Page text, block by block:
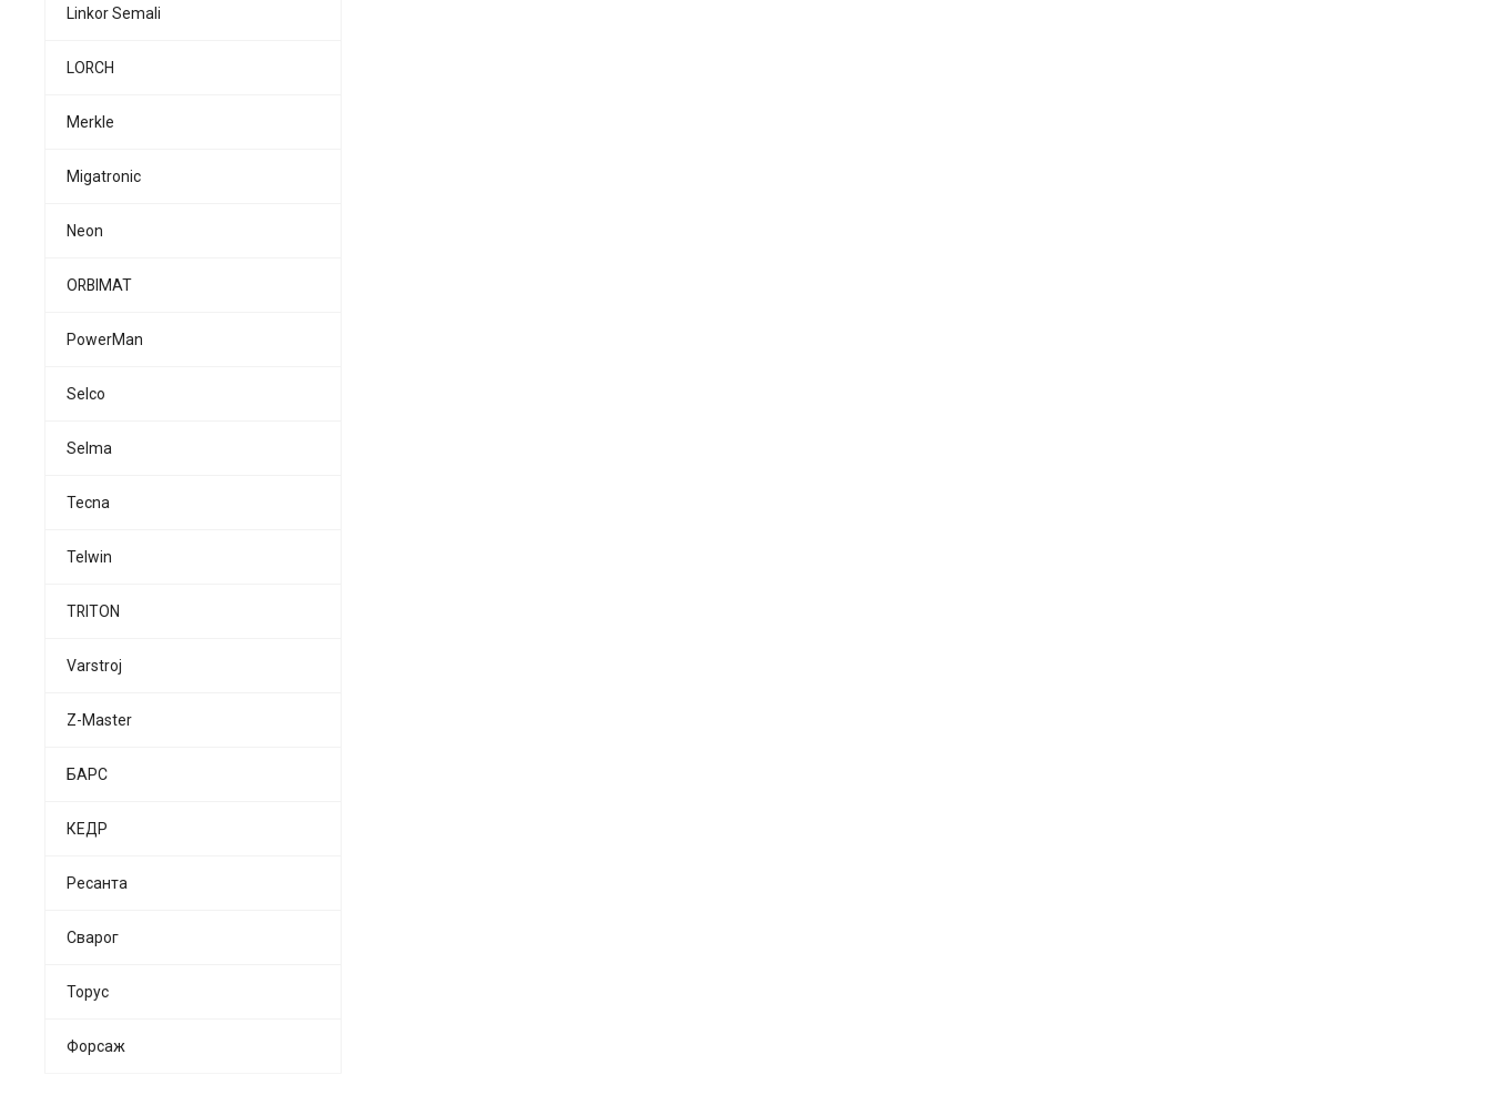
Linkor Semali
LORCH
Merkle
Migatronic
Neon
ORBIMAT
PowerMan
Selco
Selma
Tecna
Telwin
TRITON
Varstroj
Z-Master
БАРС
КЕДР
Ресанта
Сварог
Торус
Форсаж